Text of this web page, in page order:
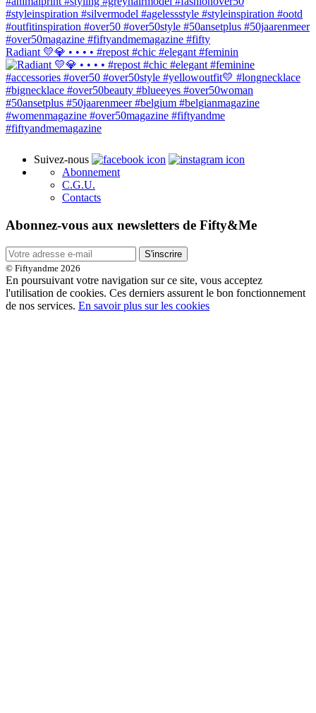
Radiant 💛💎 • • • • #repost #chic #elegant #feminin
Suivez-nous
Abonnement
C.G.U.
Contacts
Abonnez-vous aux newsletters de Fifty&Me
S'inscrire
© Fiftyandme 2026
En poursuivant votre navigation sur ce site, vous acceptez
l'utilisation de cookies. Ces derniers assurent le bon fonctionnement
de nos services. En savoir plus sur les cookies